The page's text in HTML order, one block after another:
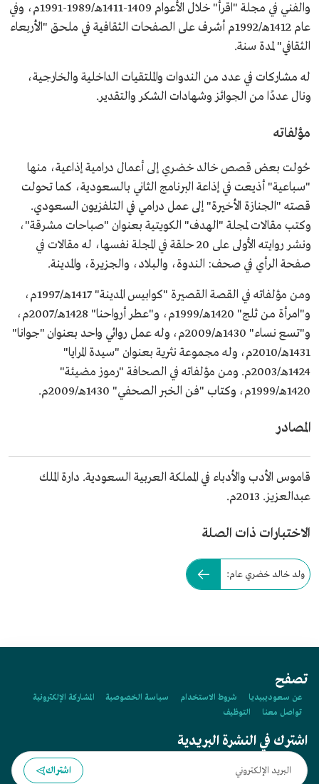
والفني في مجلة "اقرأ" خلال الأعوام 1409-1411هـ/1989-1991م، وفي
عام 1412هـ/1992م أشرف على الصفحات الثقافية في ملحق "الأربعاء
الثقافي" لمدة سنة.
له مشاركات في عدد من الندوات والملتقيات الداخلية والخارجية،
ونال عددًا من الجوائز وشهادات الشكر والتقدير.
مؤلفاته
حُولت بعض قصص خالد خضري إلى أعمال درامية إذاعية، منها
"سباعية" أذيعت في إذاعة البرنامج الثاني بالسعودية، كما تحولت
قصته "الجنازة الأخيرة" إلى عمل درامي في التلفزيون السعودي.
وكتب مقالات لمجلة "الهدف" الكويتية بعنوان "صباحات مشرقة"،
ونشر روايته الأولى على 20 حلقة في المجلة نفسها، له مقالات في
صفحة الرأي في صحف: الندوة، والبلاد، والجزيرة، والمدينة.
ومن مؤلفاته في القصة القصيرة "كوابيس المدينة" 1417هـ/1997م،
و"امرأة من ثلج" 1420هـ/1999م، و"عطر أرواحنا" 1428هـ/2007م،
و"تسع نساء" 1430هـ/2009م، وله عمل روائي واحد بعنوان "جوانا"
1431هـ/2010م، وله مجموعة نثرية بعنوان "سيدة المرايا"
1424هـ/2003م. ومن مؤلفاته في الصحافة "رموز مضيئة"
1420هـ/1999م، وكتاب "فن الخبر الصحفي" 1430هـ/2009م.
المصادر
قاموس الأدب والأدباء في المملكة العربية السعودية. دارة الملك
عبدالعزيز. 2013م.
الاختبارات ذات الصلة
ولد خالد خضري عام:
تصفح
عن سعوديبيديا شروط الاستخدام سياسة الخصوصية
المشاركة الإلكترونية
تواصل معنا
التوظيف
اشترك في النشرة البريدية
اشتراك